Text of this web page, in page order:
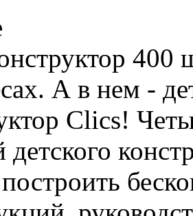
400
А в нем -
Clics!
детского